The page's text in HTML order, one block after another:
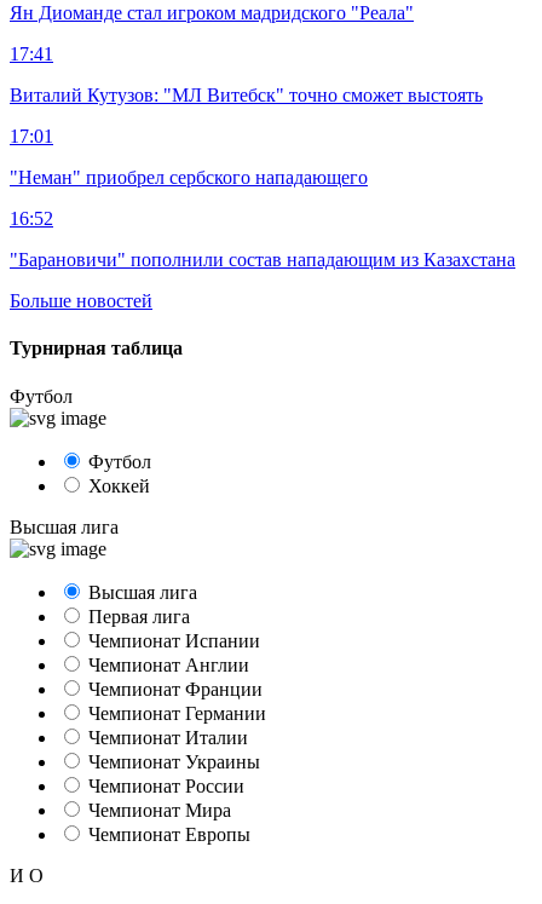
Ян Диоманде стал игроком мадридского "Реала"
17:41
Виталий Кутузов: "МЛ Витебск" точно сможет выстоять
17:01
"Неман" приобрел сербского нападающего
16:52
"Барановичи" пополнили состав нападающим из Казахстана
Больше новостей
Турнирная таблица
Футбол
Футбол
Хоккей
Высшая лига
Высшая лига
Первая лига
Чемпионат Испании
Чемпионат Англии
Чемпионат Франции
Чемпионат Германии
Чемпионат Италии
Чемпионат Украины
Чемпионат России
Чемпионат Мира
Чемпионат Европы
И О